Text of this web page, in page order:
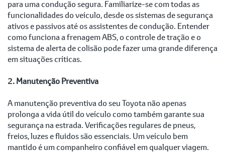
para uma condução segura. Familiarize-se com todas as
funcionalidades do veículo, desde os sistemas de segurança
ativos e passivos até os assistentes de condução. Entender
como funciona a frenagem ABS, o controle de tração e o
sistema de alerta de colisão pode fazer uma grande diferença
em situações críticas.
2. Manutenção Preventiva
A manutenção preventiva do seu Toyota não apenas
prolonga a vida útil do veículo como também garante sua
segurança na estrada. Verificações regulares de pneus,
freios, luzes e fluidos são essenciais. Um veículo bem
mantido é um companheiro confiável em qualquer viagem.